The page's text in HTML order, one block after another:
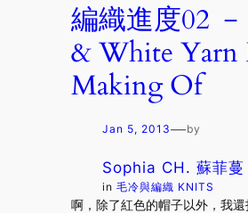
編織進度02
& White Yarn
Making Of
Jan 5, 2013—by
Sophia CH. 蘇菲蔓
in毛冷與編織 KNITS
啊，除了紅色的帽子以外，我